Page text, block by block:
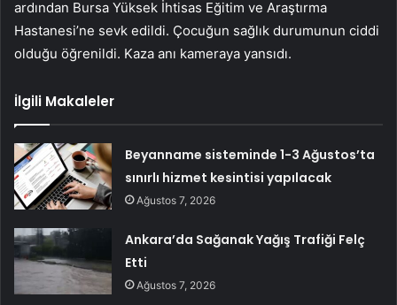
ardından Bursa Yüksek İhtisas Eğitim ve Araştırma
Hastanesi’ne sevk edildi. Çocuğun sağlık durumunun ciddi
olduğu öğrenildi. Kaza anı kameraya yansıdı.
İlgili Makaleler
Beyanname sisteminde 1-3 Ağustos’ta
sınırlı hizmet kesintisi yapılacak
Ağustos 7, 2026
Ankara’da Sağanak Yağış Trafiği Felç
Etti
Ağustos 7, 2026